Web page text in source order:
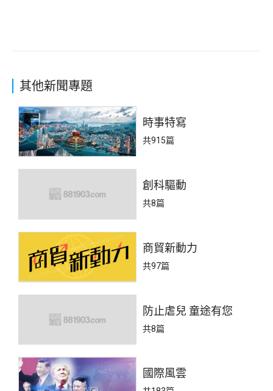
其他新聞專題
時事特寫
共915篇
創科驅動
共8篇
商貿新動力
共97篇
防止虐兒 童途有您
共8篇
國際風雲